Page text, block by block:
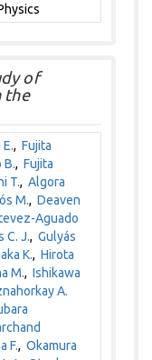
of
the
E.,Fujita
B.,Fujita
T.,Algora
M.,Deaven
Aguado
C. J.,Gulyás
K.,Hirota
M.,Ishikawa
A.
F.,Okamura